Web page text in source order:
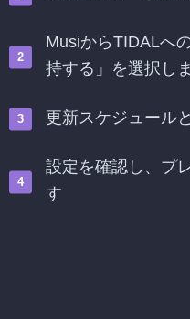
MusiからTIDALへ
持する」を選択し
更新スケジュール
設定を確認し、プ
す